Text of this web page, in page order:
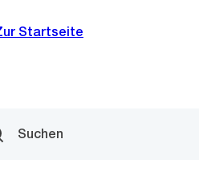
Suchen